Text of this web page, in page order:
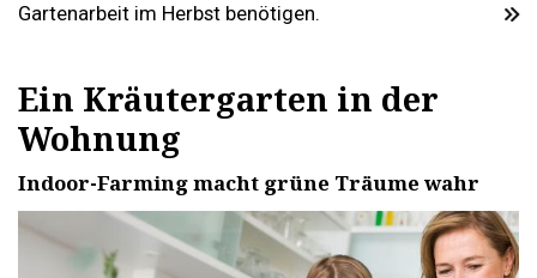
Gartenarbeit im Herbst benötigen.
Ein Kräutergarten in der
Wohnung
Indoor-Farming macht grüne Träume wahr